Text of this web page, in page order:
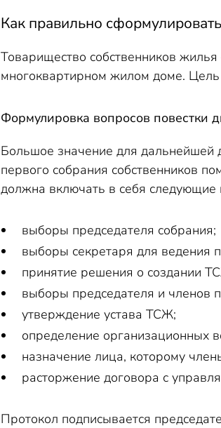
Как правильно
Товарищество собственников
многоквартирном жилом доме.
Формулировка вопросов повестки
Большое значение для дальнейшей
первого собрания собственников
должна включать в себя следующие
выборы председателя собрания;
выборы секретаря для ведения
принятие решения о создании
выборы председателя и членов
утверждение устава ТСЖ;
определение организационных
назначение лица, которому
расторжение договора с
Протокол подписывается